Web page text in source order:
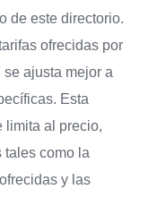
de este directorio.
ofrecidas por
ajusta mejor a
Esta
limita al precio,
tales como la
y las